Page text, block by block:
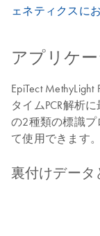
ェネティクスに
アプリケ
EpiTect
タイムPCR解析
の2種類の標識
て使用できます。
裏付けデータ